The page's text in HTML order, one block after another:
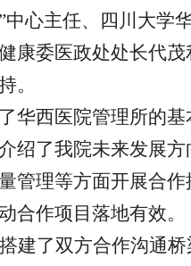
中心主任、四川大学
康委医政处处长代
。
华西医院管理所的
绍了我院未来发展
管理等方面开展合
合作项目落地有效。
建了双方合作沟通